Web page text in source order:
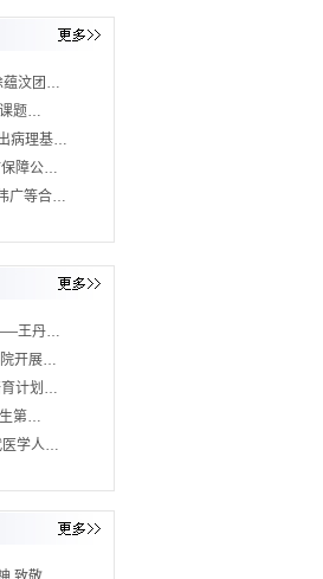
蕴汶团…
课题…
病理基…
保障公…
广等合…
——王丹…
开展…
育计划…
生第…
医学人…